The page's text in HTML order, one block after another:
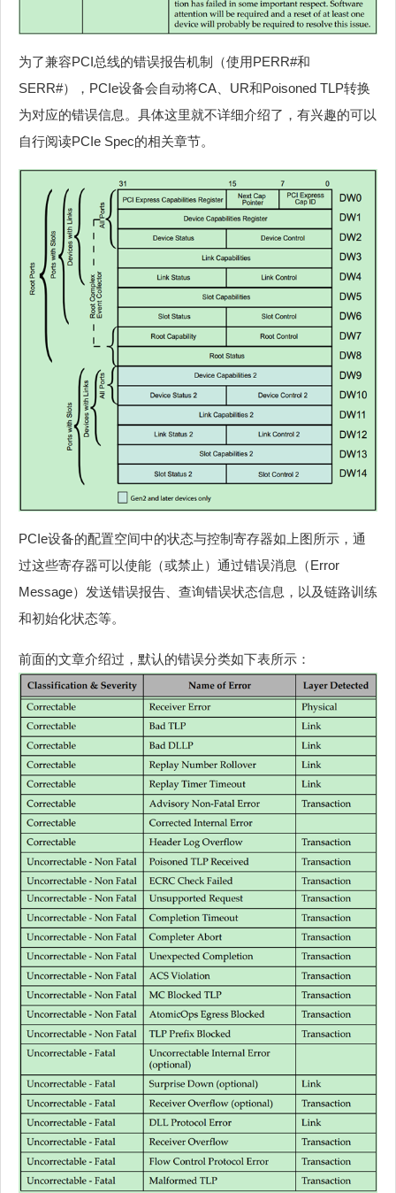
为了兼容PCI总线的错误报告机制（使用PERR#和
SERR#），PCIe设备会自动将CA、UR和Poisoned TLP转换
为对应的错误信息。具体这里就不详细介绍了，有兴趣的可以
自行阅读PCIe Spec的相关章节。
PCIe设备的配置空间中的状态与控制寄存器如上图所示，通
过这些寄存器可以使能（或禁止）通过错误消息（Error
Message）发送错误报告、查询错误状态信息，以及链路训练
和初始化状态等。
前面的文章介绍过，默认的错误分类如下表所示：